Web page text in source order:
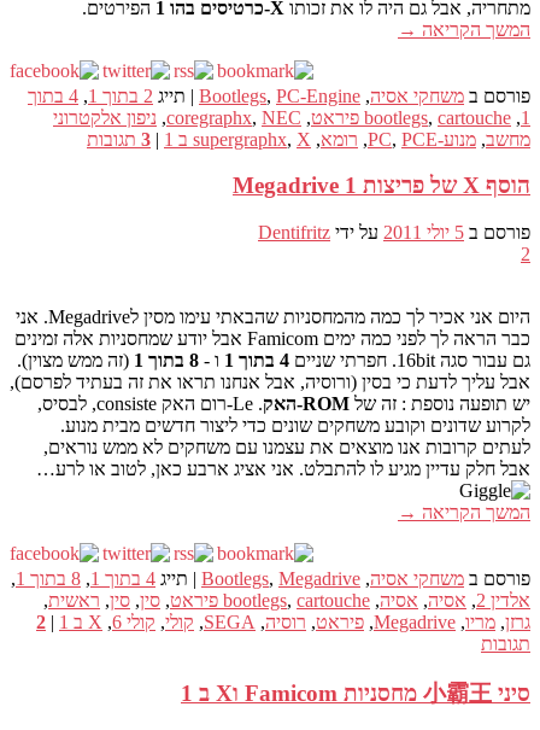
מתחריה, אבל גם היה לו את זכותו X-כרטיסים בהו 1
הפירטים.
המשך הקריאה →
פורסם ב משחקי אסיה,
Bootlegs, PC-Engine
| תייג 2 בתוך 1 ,
4 בתוך
1
,
bootlegs, cartouche פיראט ,
coregraphx, NEC
, ניפון אלקטרוני
מחשב, מנוע-PC , PCE
, רומא,
supergraphx, X ב 1 |
3 תגובות
הוסף X של פריצות 1 Megadrive
פורסם ב 5 יולי 2011 על ידי Dentifritz
2
היום אני אכיר לך כמה מהמחסניות שהבאתי עימו מסין לMegadrive. אני
כבר הראה לך לפני כמה ימים Famicom אבל יודע שמחסניות אלה זמינים
גם עבור סגה 16bit. חפרתי שניים
4 בתוך 1 ו - 8 בתוך 1
(זה ממש מצוין).
אבל עליך לדעת כי בסין (ורוסיה, אבל אנחנו תראו את זה בעתיד לפרסם),
יש תופעה נוספת : זה של ROM-האק
. Le-רום האק consiste, לבסיס,
לקרוע שדונים וקובע משחקים שונים כדי ליצור חדשים מבית מנוע.
לעתים קרובות אנו מוצאים את עצמנו עם משחקים לא ממש נוראים,
אבל חלק עדיין מגיע לו להתבלט. אני אציג ארבע כאן, לטוב או לרע…
המשך הקריאה →
פורסם ב משחקי אסיה,
Bootlegs, Megadrive
| תייג 4 בתוך 1 , 8 בתוך 1
,
אלדין 2
, אסיה, אסיה,
bootlegs, cartouche פיראט , סין, סין, ראשית,
גרזן, מריו,
Megadrive
, פיראט, רוסיה,
SEGA
, קולי, קולי 6 , X ב 1 |
2
תגובות
סיני 小霸王 מחסניות Famicom וX ב 1